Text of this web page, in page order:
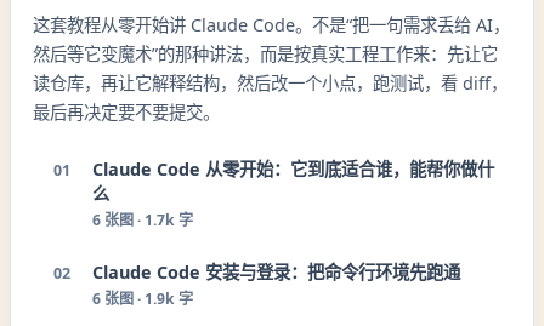
这套教程从零开始讲 Claude Code。不是“把一句需求丢给 AI，
然后等它变魔术”的那种讲法，而是按真实工程工作来：先让它
读仓库，再让它解释结构，然后改一个小点，跑测试，看 diff，
最后再决定要不要提交。
01
Claude Code 从零开始：它到底适合谁，能帮你做什
么
6 张图 · 1.7k 字
02 Claude Code 安装与登录：把命令行环境先跑通
6 张图 · 1.9k 字